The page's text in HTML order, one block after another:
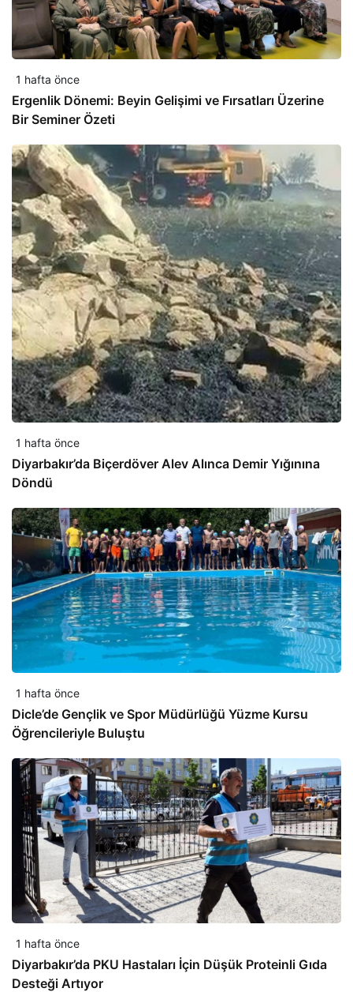
1 hafta önce
Ergenlik Dönemi: Beyin Gelişimi ve Fırsatları Üzerine
Bir Seminer Özeti
1 hafta önce
Diyarbakır’da Biçerdöver Alev Alınca Demir Yığınına
Döndü
1 hafta önce
Dicle’de Gençlik ve Spor Müdürlüğü Yüzme Kursu
Öğrencileriyle Buluştu
1 hafta önce
Diyarbakır’da PKU Hastaları İçin Düşük Proteinli Gıda
Desteği Artıyor